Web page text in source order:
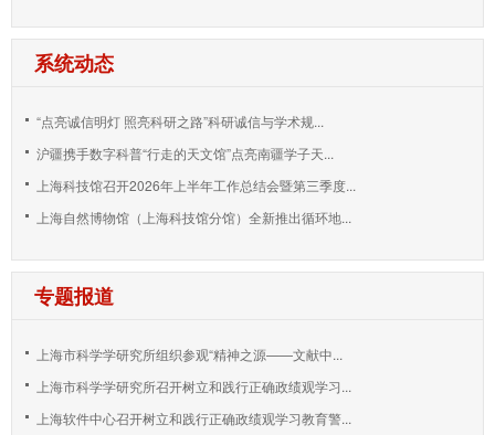
系统动态
“点亮诚信明灯 照亮科研之路”科研诚信与学术规...
沪疆携手数字科普“行走的天文馆”点亮南疆学子天...
上海科技馆召开2026年上半年工作总结会暨第三季度...
上海自然博物馆（上海科技馆分馆）全新推出循环地...
专题报道
上海市科学学研究所组织参观“精神之源——文献中...
上海市科学学研究所召开树立和践行正确政绩观学习...
上海软件中心召开树立和践行正确政绩观学习教育警...